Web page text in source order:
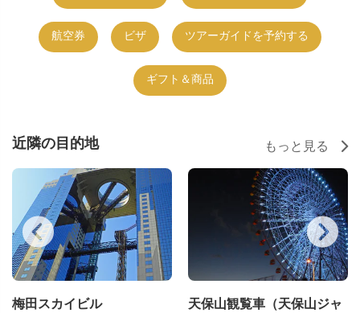
航空券 ビザ ツアーガイドを予約する
ギフト＆商品
近隣の目的地 もっと見る
梅田スカイビル
天保山観覧車（天保山ジャ